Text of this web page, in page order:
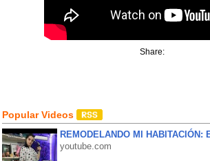
Share:
Popular Videos
REMODELANDO MI HABITACIÓN:
youtube.com